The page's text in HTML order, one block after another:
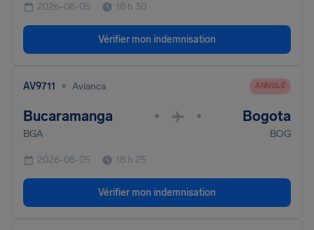
2026-08-05 18 h 30
Vérifier mon indemnisation
AV9711 • Avianca ANNULÉ
Bucaramanga • • Bogota
BGA BOG
2026-08-05 18 h 25
Vérifier mon indemnisation